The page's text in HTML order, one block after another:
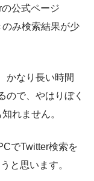
公式ページ
のみ検索結果が少
かなり長い時間
ので、やはりぼく
れません。
でTwitter検索を
と思います。